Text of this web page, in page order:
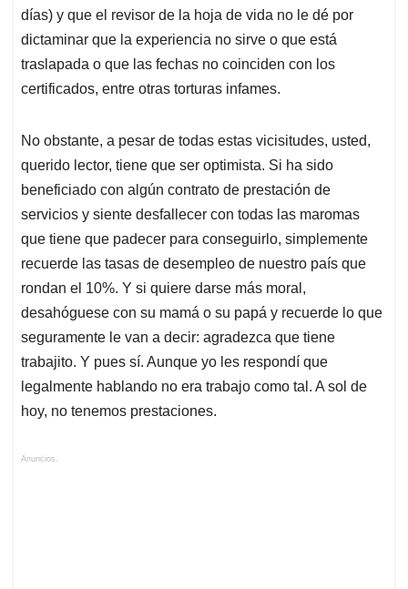
días) y que el revisor de la hoja de vida no le dé por
dictaminar que la experiencia no sirve o que está
traslapada o que las fechas no coinciden con los
certificados, entre otras torturas infames.
No obstante, a pesar de todas estas vicisitudes, usted,
querido lector, tiene que ser optimista. Si ha sido
beneficiado con algún contrato de prestación de
servicios y siente desfallecer con todas las maromas
que tiene que padecer para conseguirlo, simplemente
recuerde las tasas de desempleo de nuestro país que
rondan el 10%. Y si quiere darse más moral,
desahóguese con su mamá o su papá y recuerde lo que
seguramente le van a decir: agradezca que tiene
trabajito. Y pues sí. Aunque yo les respondí que
legalmente hablando no era trabajo como tal. A sol de
hoy, no tenemos prestaciones.
Anuncios.